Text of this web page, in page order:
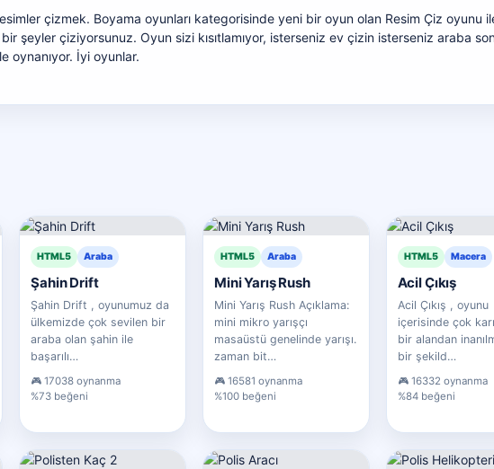
çizmek. Boyama oyunları kategorisinde yeni bir oyun olan Resim Çiz oyunu
şeyler çiziyorsunuz. Oyun sizi kısıtlamıyor, isterseniz ev çizin isterseniz araba
oynanıyor. İyi oyunlar.
HTML5 Araba
Şahin Drift
Şahin Drift , oyunumuz da
ülkemizde çok sevilen bir
araba olan şahin ile
başarılı…
17038 oynanma
%73 beğeni
HTML5 Araba
Mini Yarış Rush
Mini Yarış Rush Açıklama:
mini mikro yarışçı
masaüstü genelinde yarışı.
zaman bit…
16581 oynanma
%100 beğeni
HTML5 Macera
Acil Çıkış
Acil Çıkış , oyunu
içerisinde çok
bir alandan
bir şekild…
16332 oynanma
%84 beğeni